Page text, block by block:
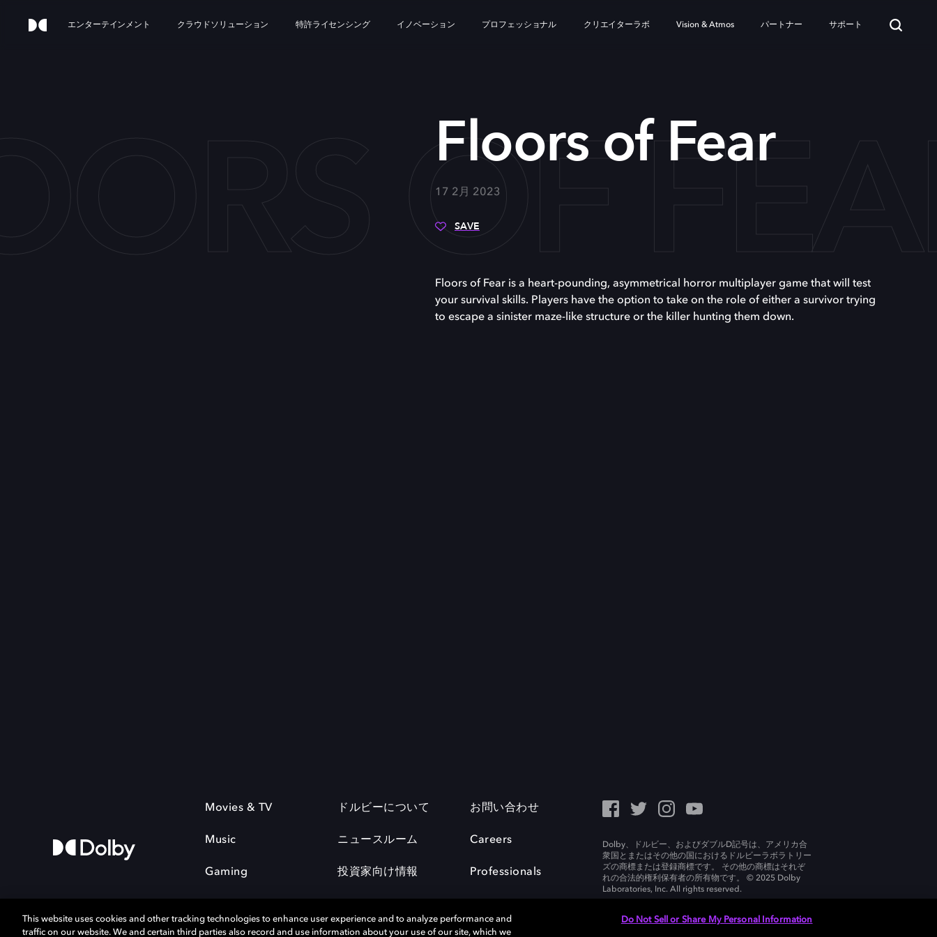
エンターテインメント クラウドソリューション 特許ライセンシング イノベーション プロフェッショナル クリエイターラボ Vision & Atmos パートナー サポート
OF
Floors of Fear
17 2月 2023
SAVE
Floors of Fear is a heart-pounding, asymmetrical horror multiplayer game that will test
your survival skills. Players have the option to take on the role of either a survivor trying
to escape a sinister maze-like structure or the killer hunting them down.
Movies & TV
Music
Gaming
ドルビーについて
ニュースルーム
投資家向け情報
お問い合わせ
Careers
Professionals
Dolby、ドルビー、およびダブルD記号は、アメリカ合
衆国とまたはその他の国におけるドルビーラボラトリー
ズの商標または登録商標です。 その他の商標はそれぞ
れの合法的権利保有者の所有物です。 © 2025 Dolby
Laboratories, Inc. All rights reserved.
This website uses cookies and other tracking technologies to enhance user experience and to analyze performance and
traffic on our website. We and certain third parties also record and use information about your use of our site, which we
Do Not Sell or Share My Personal Information